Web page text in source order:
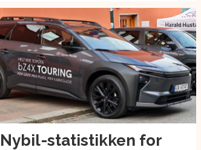
Nybil-statistikken for